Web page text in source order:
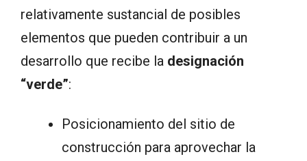
relativamente sustancial de posibles
elementos que pueden contribuir a un
desarrollo que recibe la designación
“verde”:
Posicionamiento del sitio de
construcción para aprovechar la